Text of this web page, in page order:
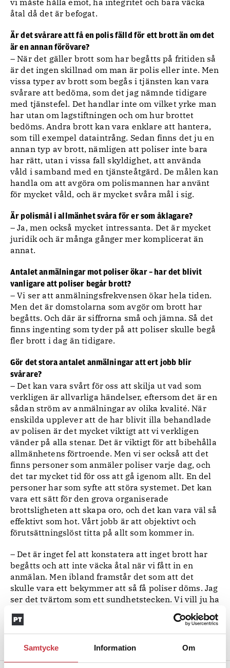
Samtycke Information Om
vi måste hålla emot, ha integritet och bara väcka
åtal då det är befogat.
Är det svårare att få en polis fälld för ett brott än om det
är en annan förövare?
– När det gäller brott som har begåtts på fritiden så
är det ingen skillnad om man är polis eller inte. Men
vissa typer av brott som begås i tjänsten kan vara
svårare att bedöma, som det jag nämnde tidigare
med tjänstefel. Det handlar inte om vilket yrke man
har utan om lagstiftningen och om hur brottet
bedöms. Andra brott kan vara enklare att hantera,
som till exempel dataintrång. Sedan finns det ju en
annan typ av brott, nämligen att poliser inte bara
har rätt, utan i vissa fall skyldighet, att använda
våld i samband med en tjänsteåtgärd. De målen kan
handla om att avgöra om polismannen har använt
för mycket våld, och är mycket svåra mål i sig.
Är polismål i allmänhet svåra för er som åklagare?
– Ja, men också mycket intressanta. Det är mycket
juridik och är många gånger mer komplicerat än
annat.
Antalet anmälningar mot poliser ökar – har det blivit
vanligare att poliser begår brott?
– Vi ser att anmälningsfrekvensen ökar hela tiden.
Men det är domstolarna som avgör om brott har
begåtts. Och där är siffrorna små och jämna. Så det
finns ingenting som tyder på att poliser skulle begå
fler brott i dag än tidigare.
Gör det stora antalet anmälningar att ert jobb blir
svårare?
– Det kan vara svårt för oss att skilja ut vad som
verkligen är allvarliga händelser, eftersom det är en
sådan ström av anmälningar av olika kvalité. När
enskilda upplever att de har blivit illa behandlade
av polisen är det mycket viktigt att vi verkligen
vänder på alla stenar. Det är viktigt för att bibehålla
allmänhetens förtroende. Men vi ser också att det
finns personer som anmäler poliser varje dag, och
det tar mycket tid för oss att gå igenom allt. En del
personer har som syfte att störa systemet. Det kan
vara ett sätt för den grova organiserade
brottsligheten att skapa oro, och det kan vara väl så
effektivt som hot. Vårt jobb är att objektivt och
förutsättningslöst titta på allt som kommer in.
– Det är inget fel att konstatera att inget brott har
begåtts och att inte väcka åtal när vi fått in en
anmälan. Men ibland framstår det som att det
skulle vara ett bekymmer att så få poliser döms. Jag
ser det tvärtom som ett sundhetstecken. Vi vill ju ha
poliser som är laglydiga. Men det är klart, om det i
stället hade varit ett tecken på att vår verksamhet
vore dålig, då skulle det förstås vara ett problem att
det är så få som döms!